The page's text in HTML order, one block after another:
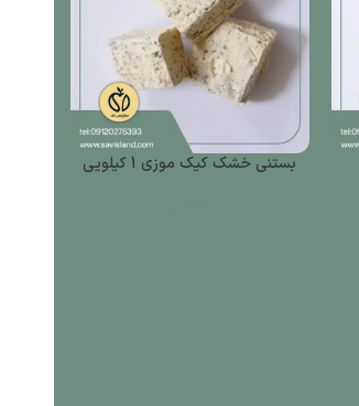
بستنی خشک کیک موزی 1 کیلویی